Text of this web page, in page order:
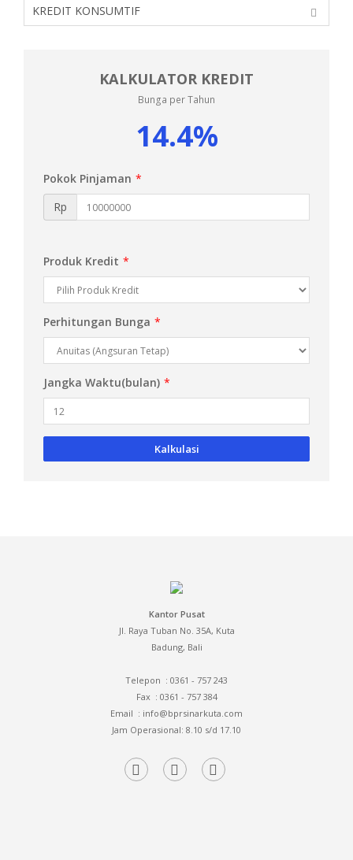
KREDIT KONSUMTIF
KALKULATOR KREDIT
Bunga per Tahun
14.4%
Pokok Pinjaman *
Rp
Produk Kredit *
Perhitungan Bunga *
Jangka Waktu(bulan) *
Kalkulasi
Kantor Pusat
Jl. Raya Tuban No. 35A, Kuta
Badung, Bali
Telepon : 0361 - 757 243
Fax: 0361 - 757 384
Email : info@bprsinarkuta.com
Jam Operasional: 8.10 s/d 17.10